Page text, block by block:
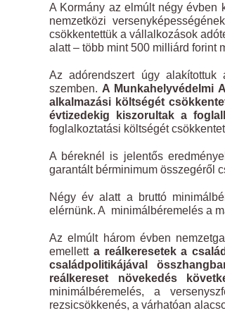
A Kormány az elmúlt négy évben
nemzetközi
csökkentettük a vállalkozások
alatt – több mint 500 milliárd forint
Az adórendszert úgy
szemben. A Munkahelyvédelmi
alkalmazási költségét
évtizedekig kiszorultak a
foglalkoztatási költségét
A béreknél is jelentős
garantált bérminimum összegéről
Négy év alatt a bruttó
elérnünk. A minimálbéremelés a
Az elmúlt három évben
emellett a reálkeresetek a
családpolitikájával
reálkereset növekedés
minimálbéremelés, a
rezsicsökkenés, a várhatóan